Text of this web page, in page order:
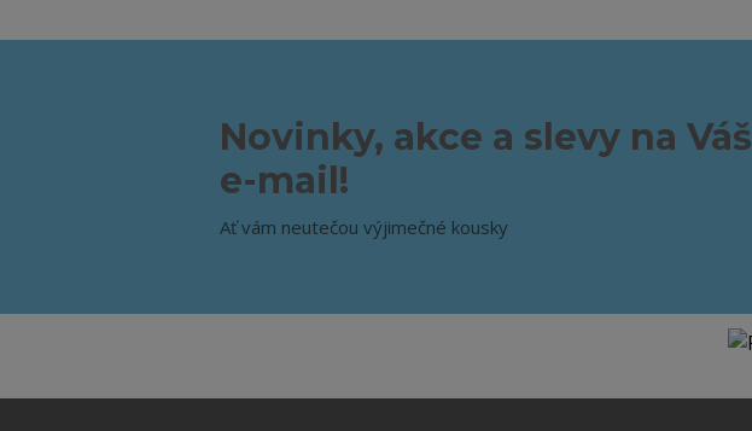
Novinky, akce a slevy na Váš
e-mail!
Ať vám neutečou výjimečné kousky